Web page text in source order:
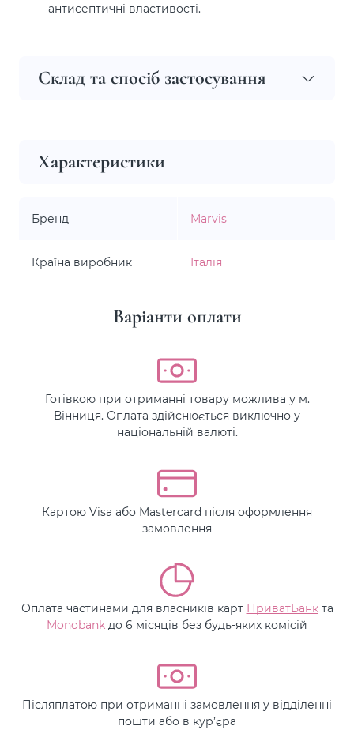
антисептичні властивості.
Склад та спосіб застосування
Характеристики
Бренд Marvis
Країна виробник Італія
Варіанти оплати
Готівкою при отриманні товару можлива у м.
Вінниця. Оплата здійснюється виключно у
національній валюті.
Картою Visa або Mastercard після оформлення
замовлення
Оплата частинами для власників карт ПриватБанкта
Monobank до 6 місяців без будь-яких комісій
Післяплатою при отриманні замовлення у відділенні
пошти або в кур’єра